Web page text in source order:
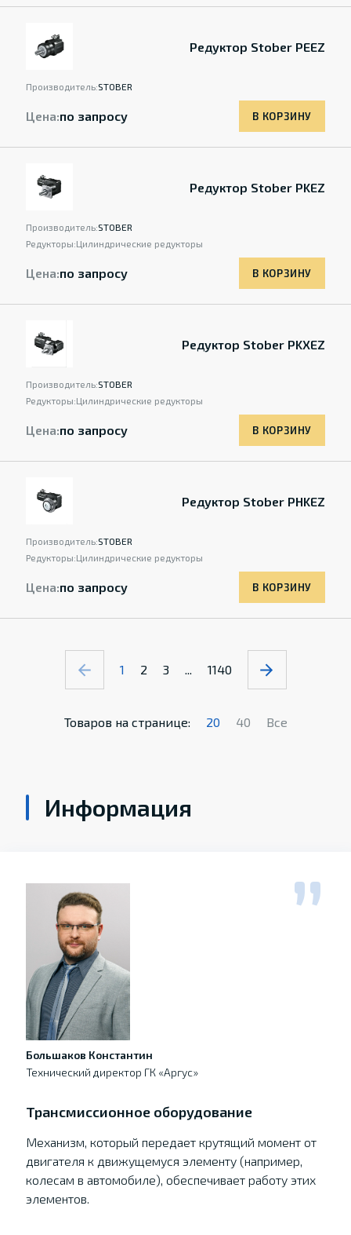
Редуктор Stober PEEZ
Производитель:STOBER
Цена:по запросу В КОРЗИНУ
Редуктор Stober PKEZ
Производитель:STOBER
Редукторы:Цилиндрические редукторы
Цена:по запросу В КОРЗИНУ
Редуктор Stober PKXEZ
Производитель:STOBER
Редукторы:Цилиндрические редукторы
Цена:по запросу В КОРЗИНУ
Редуктор Stober PHKEZ
Производитель:STOBER
Редукторы:Цилиндрические редукторы
Цена:по запросу В КОРЗИНУ
1 2 3 ... 1140
Товаров на странице: 20 40 Все
Информация
Большаков Константин
Технический директор ГК «Аргус»
Трансмиссионное оборудование
Механизм, который передает крутящий момент от
двигателя к движущемуся элементу (например,
колесам в автомобиле), обеспечивает работу этих
элементов.